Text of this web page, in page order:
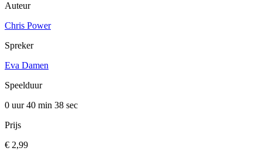
Auteur
Chris Power
Spreker
Eva Damen
Speelduur
0 uur 40 min 38 sec
Prijs
€ 2,99